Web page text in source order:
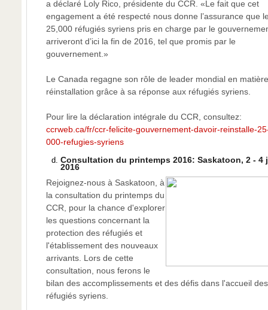
a déclaré Loly Rico, présidente du CCR. «Le fait que cet
engagement a été respecté nous donne l’assurance que
25,000 réfugiés syriens pris en charge par le
arriveront d’ici la fin de 2016, tel que promis par le
gouvernement.»
Le Canada regagne son rôle de leader mondial en
réinstallation grâce à sa réponse aux réfugiés syriens.
Pour lire la déclaration intégrale du CCR, consultez:
ccrweb.ca/fr/ccr-felicite-gouvernement-davoir-reinstalle-
000-refugies-syriens
Consultation du printemps 2016: Saskatoon, 2 - 4
2016
Rejoignez-nous à Saskatoon, à
la consultation du printemps du
CCR, pour la chance d'explorer
les questions concernant la
protection des réfugiés et
l'établissement des nouveaux
arrivants. Lors de cette
consultation, nous ferons le
bilan des accomplissements et des défis dans l'accueil des
réfugiés syriens.